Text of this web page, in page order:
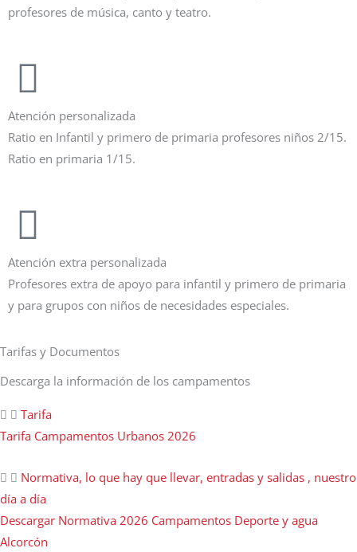
profesores de música, canto y teatro.
Atención personalizada
Ratio en Infantil y primero de primaria profesores niños 2/15.
Ratio en primaria 1/15.
Atención extra personalizada
Profesores extra de apoyo para infantil y primero de primaria
y para grupos con niños de necesidades especiales.
Tarifas y Documentos
Descarga la información de los campamentos
Tarifa
Tarifa Campamentos Urbanos 2026
Normativa, lo que hay que llevar, entradas y salidas , nuestro
día a día
Descargar Normativa 2026 Campamentos Deporte y agua
Alcorcón